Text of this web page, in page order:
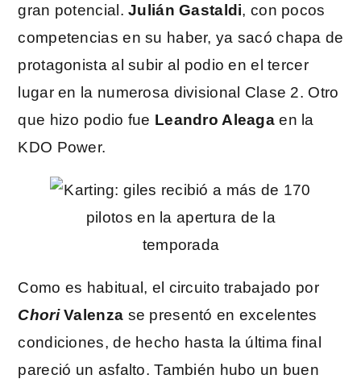
gran potencial.Julián Gastaldi, con pocos
competencias en su haber, ya sacó chapa de
protagonista al subir al podio en el tercer
lugar en la numerosa divisional Clase 2. Otro
que hizo podio fue Leandro Aleaga en la
KDO Power.
Como es habitual, el circuito trabajado por
ChoriValenza se presentó en excelentes
condiciones, de hecho hasta la última final
pareció un asfalto. También hubo un buen